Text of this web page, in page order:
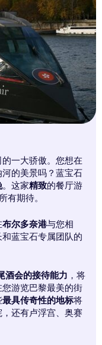
一大骄傲。您想在
的美景吗？蓝宝石
。这家精致的餐厅游
期待。
布尔多奈港与您相
和蓝宝石专属团队的
酒会的接待能力 ，将
您游览巴黎最美的街
最具传奇性的地标将
还有卢浮宫、奥赛